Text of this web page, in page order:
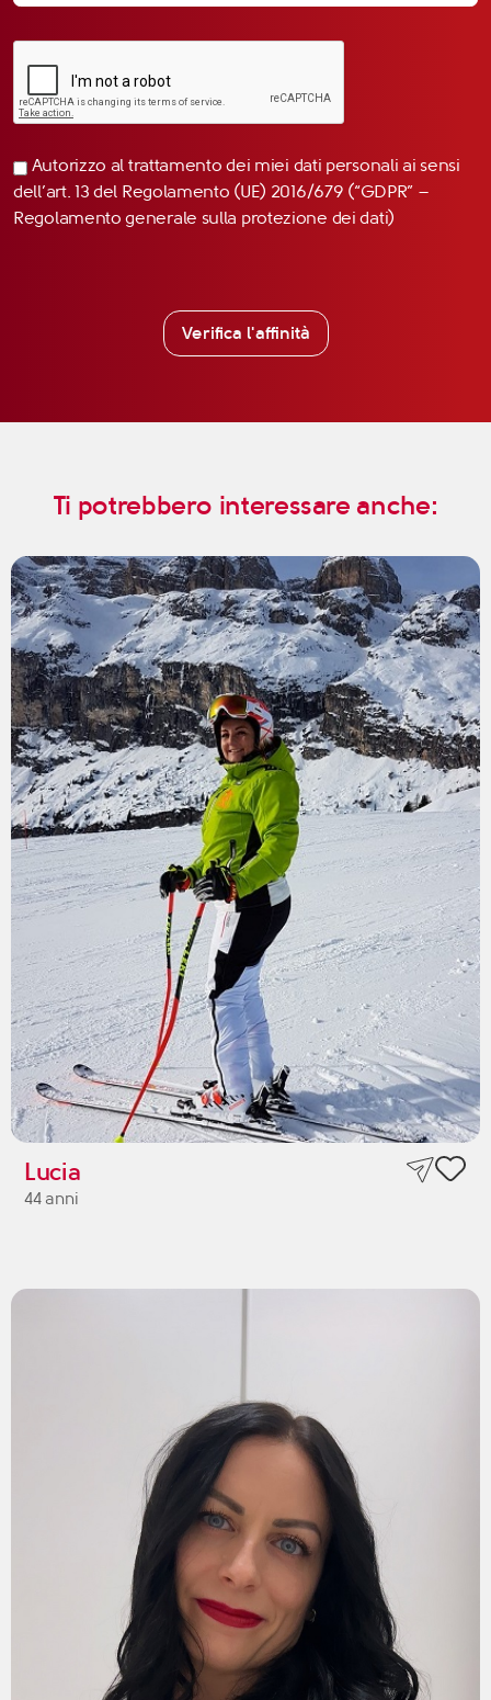
Autorizzo al trattamento dei miei dati personali ai sensi
dell’art. 13 del Regolamento (UE) 2016/679 (“GDPR” –
Regolamento generale sulla protezione dei dati)
Verifica l'affinità
Ti potrebbero interessare anche:
Lucia
44 anni